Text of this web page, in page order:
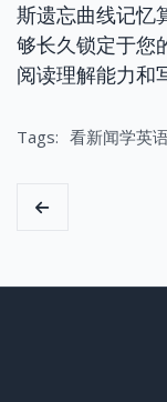
斯遗忘曲线记忆
够长久锁定于您
阅读理解能力和
Tags: 看新闻学英